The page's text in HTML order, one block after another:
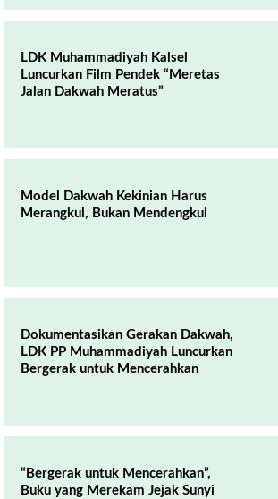
LDK Muhammadiyah Kalsel
Luncurkan Film Pendek “Meretas
Jalan Dakwah Meratus”
Model Dakwah Kekinian Harus
Merangkul, Bukan Mendengkul
Dokumentasikan Gerakan Dakwah,
LDK PP Muhammadiyah Luncurkan
Bergerak untuk Mencerahkan
“Bergerak untuk Mencerahkan”,
Buku yang Merekam Jejak Sunyi